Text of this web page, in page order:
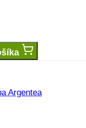
Argentea